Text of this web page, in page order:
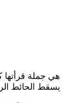
هي جملة قرأتها
يسقط الحائط